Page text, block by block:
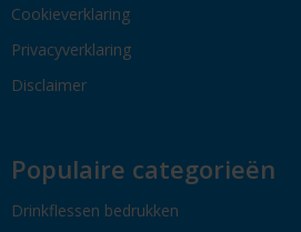
Cookieverklaring
Privacyverklaring
Disclaimer
Populaire categorieën
Drinkflessen bedrukken